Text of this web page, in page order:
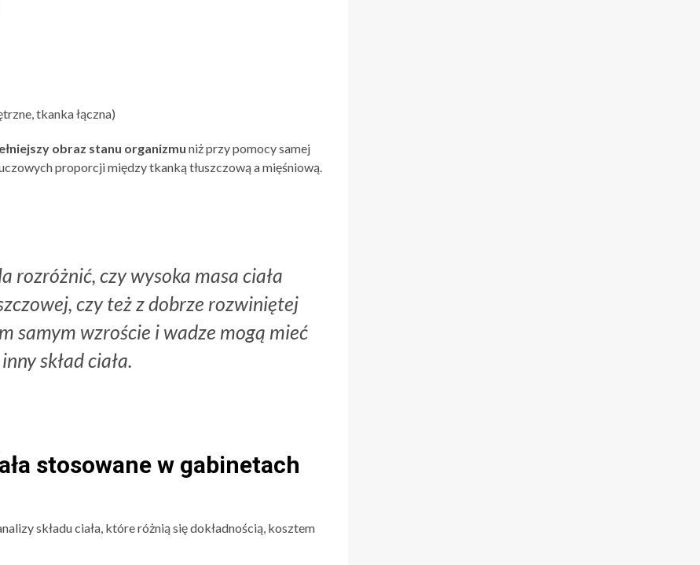
tkanka łączna)
obraz stanu organizmu niż przy pomocy samej
proporcji między tkanką tłuszczową a mięśniową.
rozróżnić, czy wysoka masa ciała
czy też z dobrze rozwiniętej
samym wzroście i wadze mogą mieć
skład ciała.
stosowane w gabinetach
składu ciała, które różnią się dokładnością, kosztem